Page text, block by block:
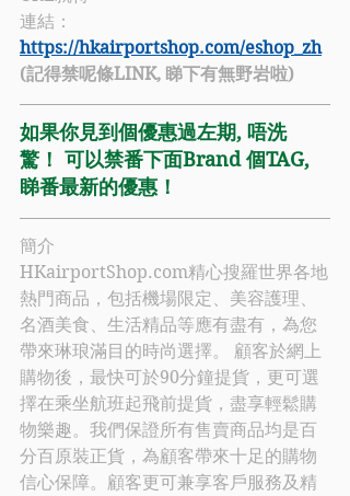
連結：
https://hkairportshop.com/eshop_zh
(記得禁呢條LINK, 睇下有無野岩啦)
如果你見到個優惠過左期, 唔洗
驚！ 可以禁番下面Brand 個TAG,
睇番最新的優惠！
簡介
HKairportShop.com精心搜羅世界各地
熱門商品，包括機場限定、美容護理、
名酒美食、生活精品等應有盡有，為您
帶來琳琅滿目的時尚選擇。 顧客於網上
購物後，最快可於90分鐘提貨，更可選
擇在乘坐航班起飛前提貨，盡享輕鬆購
物樂趣。我們保證所有售賣商品均是百
分百原裝正貨，為顧客帶來十足的購物
信心保障。顧客更可兼享客戶服務及精